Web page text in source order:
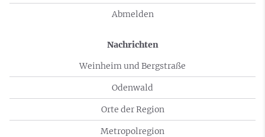
Abmelden
Nachrichten
Weinheim und Bergstraße
Odenwald
Orte der Region
Metropolregion